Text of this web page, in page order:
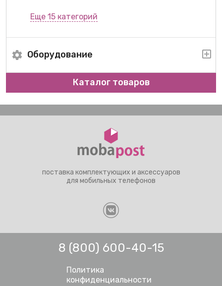
Еще 15 категорий
Оборудование
Каталог товаров
поставка комплектующих и аксессуаров
для мобильных телефонов
8 (800) 600-40-15
Политика
конфиденциальности